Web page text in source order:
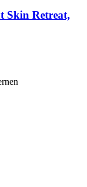
Skin Retreat,